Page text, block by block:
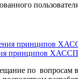
принципов
по вопросам